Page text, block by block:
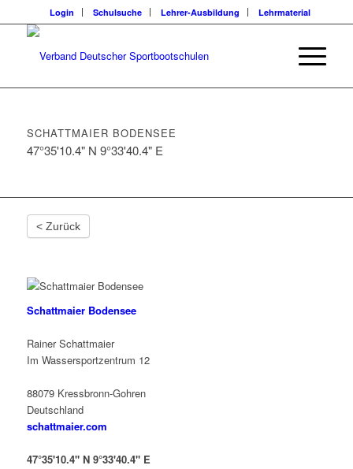
Login Schulsuche Lehrer-Ausbildung Lehrmaterial
SCHATTMAIER BODENSEE
47°35'10.4" N 9°33'40.4" E
< Zurück
Schattmaier Bodensee
Rainer Schattmaier
Im Wassersportzentrum 12
88079 Kressbronn-Gohren
Deutschland
schattmaier.com
47°35'10.4" N 9°33'40.4" E